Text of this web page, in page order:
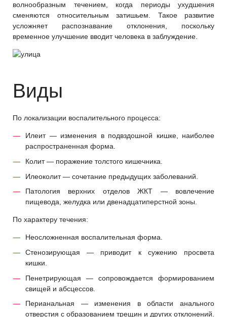
волнообразным течением, когда периоды ухудшения
сменяются относительным затишьем. Такое развитие
усложняет распознавание отклонения, поскольку
временное улучшение вводит человека в заблуждение.
Виды
По локализации воспалительного процесса:
Илеит — изменения в подвздошной кишке, наиболее
распространенная форма.
Колит — поражение толстого кишечника.
Илеоколит — сочетание предыдущих заболеваний.
Патология верхних отделов ЖКТ — вовлечение
пищевода, желудка или двенадцатиперстной зоны.
По характеру течения:
Неосложненная воспалительная форма.
Стенозирующая — приводит к сужению просвета
кишки.
Пенетрирующая — сопровождается формированием
свищей и абсцессов.
Перианальная — изменения в области анального
отверстия с образованием трещин и других отклонений.